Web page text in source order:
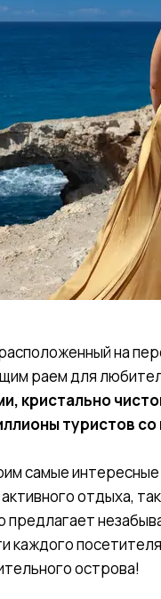
на
раем для
кристально
туристов со
самые
отдыха,
предлагает
каждого
острова!